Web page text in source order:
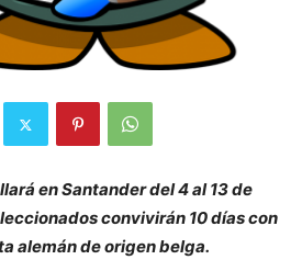
en Santander del 4 al 13 de
convivirán 10 días con
alemán de origen belga.